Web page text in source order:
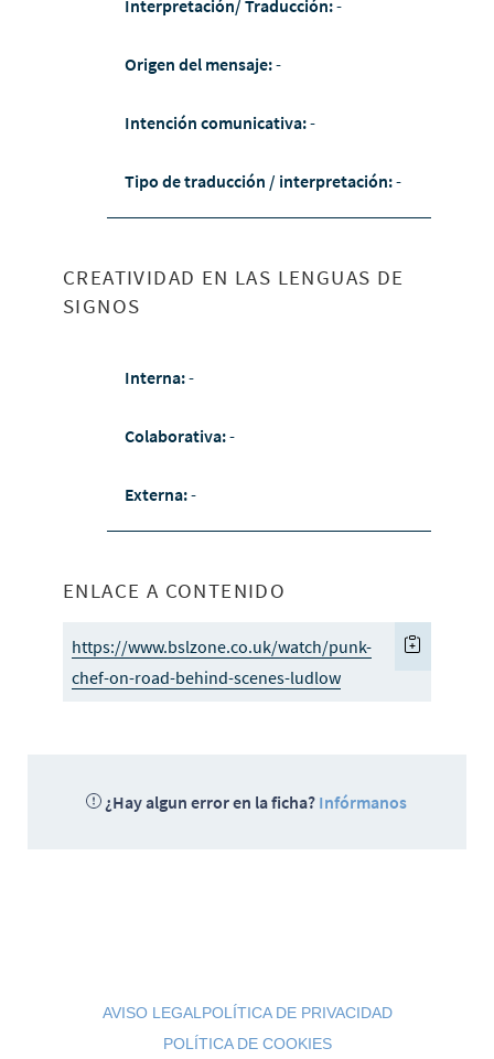
Interpretación/ Traducción:-
Origen del mensaje:-
Intención comunicativa:-
Tipo de traducción / interpretación:-
CREATIVIDAD EN LAS LENGUAS DE
SIGNOS
Interna:-
Colaborativa:-
Externa:-
ENLACE A CONTENIDO
https://www.bslzone.co.uk/watch/punk-
chef-on-road-behind-scenes-ludlow
¿Hay algun error en la ficha? Infórmanos
AVISO LEGAL POLÍTICA DE PRIVACIDAD
POLÍTICA DE COOKIES